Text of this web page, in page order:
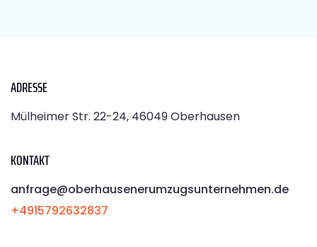
ADRESSE
Mülheimer Str. 22-24, 46049 Oberhausen
KONTAKT
anfrage@oberhausenerumzugsunternehmen.de
+4915792632837